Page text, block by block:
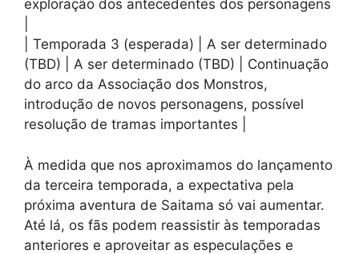
exploração dos antecedentes dos personagens
| Temporada 3 (esperada) | A ser determinado
(TBD) | A ser determinado (TBD) | Continuação
do arco da Associação dos Monstros,
introdução de novos personagens, possível
resolução de tramas importantes |
À medida que nos aproximamos do lançamento
da terceira temporada, a expectativa pela
próxima aventura de Saitama só vai aumentar.
Até lá, os fãs podem reassistir às temporadas
anteriores e aproveitar as especulações e